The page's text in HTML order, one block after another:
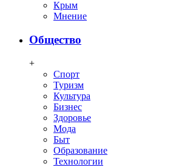
Крым
Мнение
Общество
+
Спорт
Туризм
Культура
Бизнес
Здоровье
Мода
Быт
Образование
Технологии